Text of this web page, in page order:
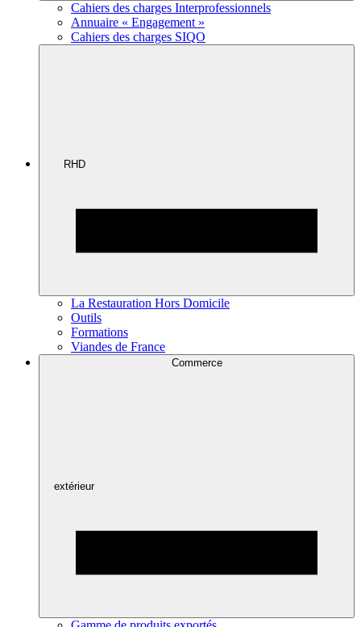
Cahiers des charges Interprofessionnels
Annuaire « Engagement »
Cahiers des charges SIQO
RHD
La Restauration Hors Domicile
Outils
Formations
Viandes de France
Commerce
extérieur